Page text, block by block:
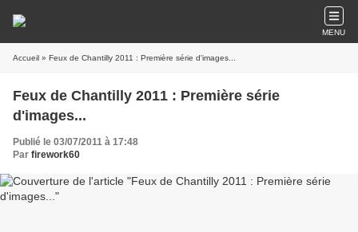
MENU
Accueil » Feux de Chantilly 2011 : Première série d'images...
Feux de Chantilly 2011 : Première série
d'images...
Publié le 03/07/2011 à 17:48
Par firework60